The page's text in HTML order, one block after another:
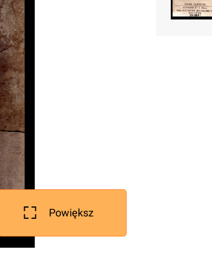
Powiększ